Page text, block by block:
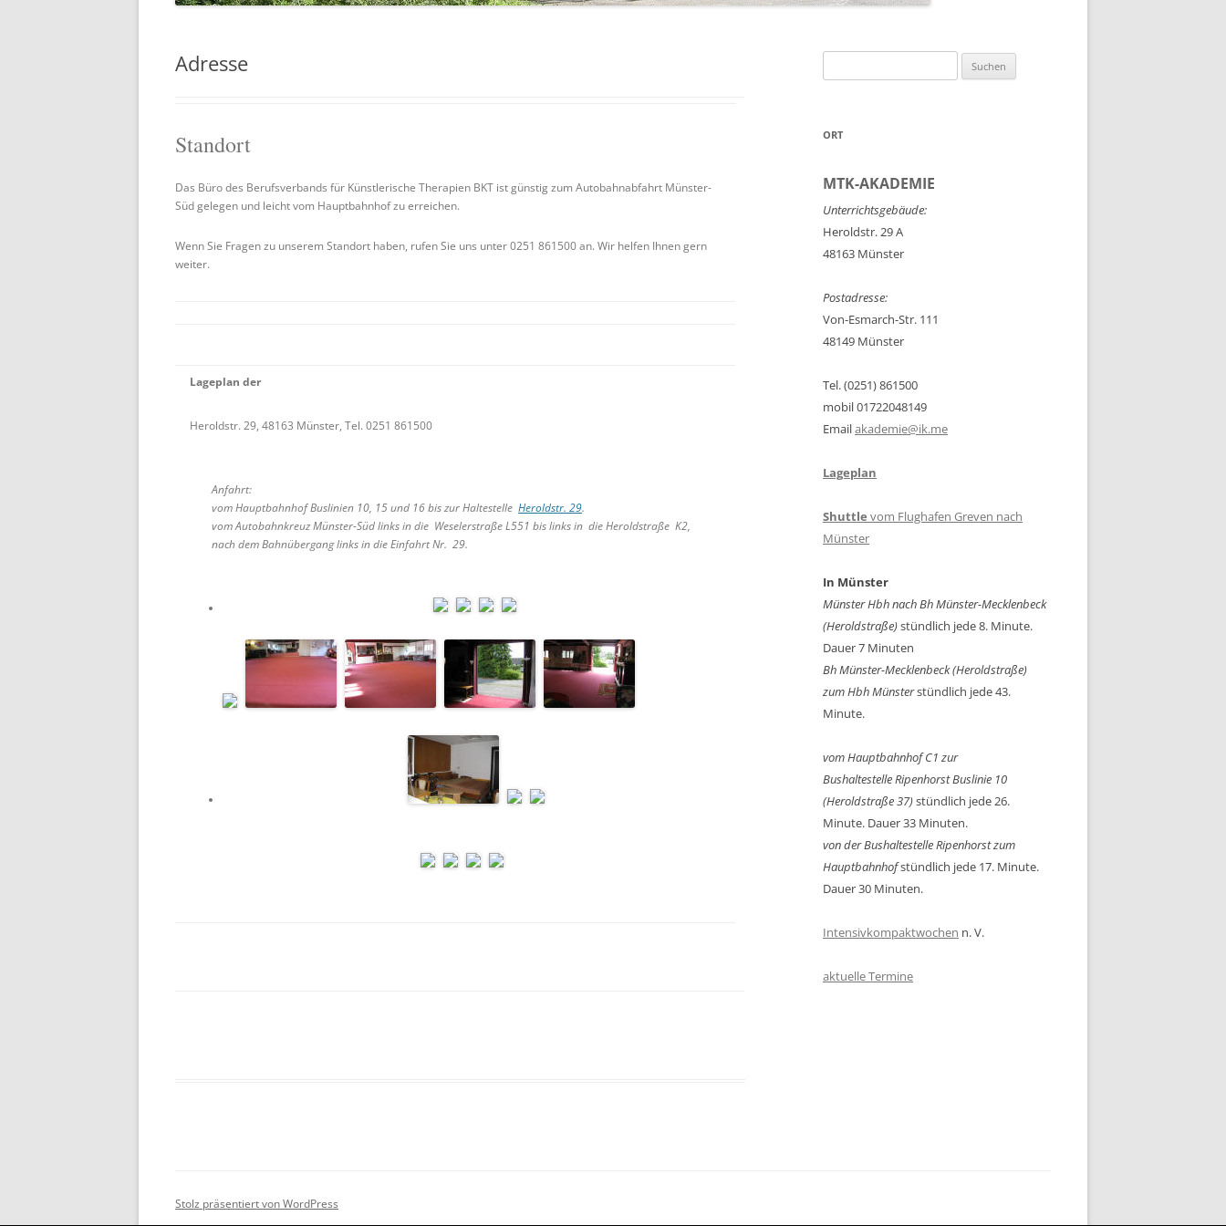
Adresse
Standort
Das Büro des Berufsverbands für Künstlerische Therapien BKT ist günstig zum Autobahnabfahrt Münster-
Süd gelegen und leicht vom Hauptbahnhof zu erreichen.
Wenn Sie Fragen zu unserem Standort haben, rufen Sie uns unter 0251 861500 an. Wir helfen Ihnen gern
weiter.
Lageplan der
Heroldstr. 29, 48163 Münster, Tel. 0251 861500
Anfahrt:
vom Hauptbahnhof Buslinien 10, 15 und 16 bis zur Haltestelle Heroldstr. 29.
vom Autobahnkreuz Münster-Süd links in die Weselerstraße L551 bis links in die Heroldstraße K2,
nach dem Bahnübergang links in die Einfahrt Nr. 29.
nach:
ORT
MTK-AKADEMIE
Unterrichtsgebäude:
Heroldstr. 29 A
48163 Münster
Postadresse:
Von-Esmarch-Str. 111
48149 Münster
Tel. (0251) 861500
mobil 01722048149
Emailakademie@ik.me
Lageplan
Shuttle vom Flughafen Greven nach
Münster
In Münster
Münster Hbh nach Bh Münster-Mecklenbeck
(Heroldstraße)stündlich jede 8. Minute.
Dauer 7 Minuten
Bh Münster-Mecklenbeck(Heroldstraße)
zum Hbh Münsterstündlich jede 43.
Minute.
vom Hauptbahnhof C1 zur
Bushaltestelle Ripenhorst Buslinie 10
(Heroldstraße 37)stündlich jede 26.
Minute. Dauer 33 Minuten.
von der Bushaltestelle Ripenhorst zum
Hauptbahnhofstündlich jede 17. Minute.
Dauer 30 Minuten.
Intensivkompaktwochen n. V.
aktuelle Termine
Stolz präsentiert von WordPress